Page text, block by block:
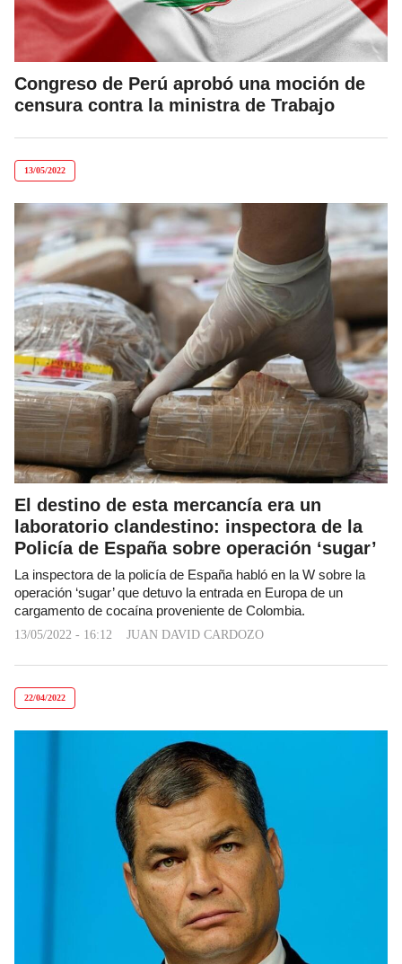
Congreso de Perú aprobó una moción de
censura contra la ministra de Trabajo
13/05/2022
El destino de esta mercancía era un
laboratorio clandestino: inspectora de la
Policía de España sobre operación ‘sugar’
La inspectora de la policía de España habló en la W sobre la
operación ‘sugar’ que detuvo la entrada en Europa de un
cargamento de cocaína proveniente de Colombia.
13/05/2022 - 16:12 JUAN DAVID CARDOZO
22/04/2022